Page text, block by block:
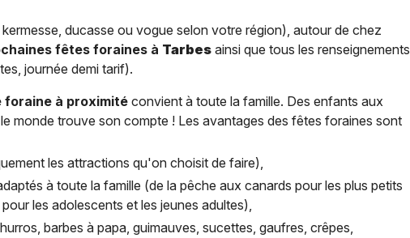
ducasse ou vogue selon votre région), autour de chez
fêtes foraines à Tarbes ainsi que tous les renseignements
journée demi tarif).
foraine à proximité convient à toute la famille. Des enfants aux
monde trouve son compte ! Les avantages des fêtes foraines sont
les attractions qu'on choisit de faire),
à toute la famille (de la pêche aux canards pour les plus petits
les adolescents et les jeunes adultes),
barbes à papa, guimauves, sucettes, gaufres, crêpes,